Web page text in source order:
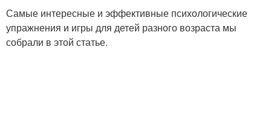
Самые интересные и эффективные психологические
упражнения и игры для детей разного возраста мы
собрали в этой статье.